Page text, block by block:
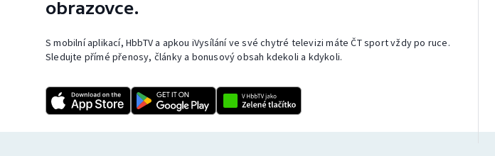
obrazovce.
S mobilní aplikací, HbbTV a apkou iVysílání ve své chytré televizi máte ČT sport vždy po ruce.
Sledujte přímé přenosy, články a bonusový obsah kdekoli a kdykoli.